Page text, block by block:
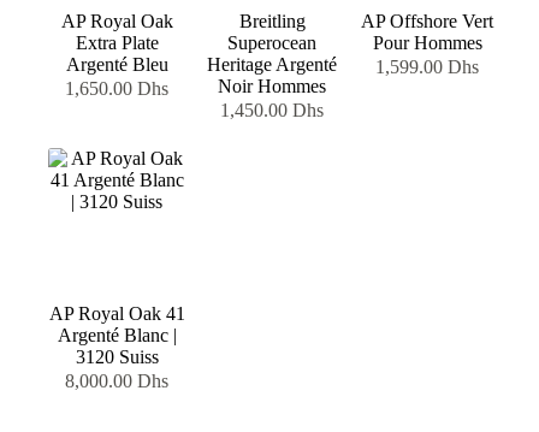
AP Royal Oak
Extra Plate
Argenté Bleu
1,650.00Dhs
Breitling
Superocean
Heritage Argenté
Noir Hommes
1,450.00Dhs
AP Offshore Vert
Pour Hommes
1,599.00Dhs
AP Royal Oak 41
Argenté Blanc |
3120 Suiss
8,000.00Dhs